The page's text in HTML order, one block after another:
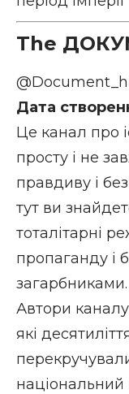
The
Дата
Це канал про
просту і не
правдиву і
тут ви
тоталітарні
пропаганду і
загарбниками.
Автори
які
національний